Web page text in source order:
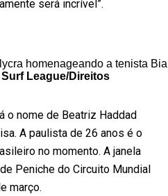
será incrível”.
homenageando a tenista Bia
League/Direitos
o nome de Beatriz Haddad
A paulista de 26 anos é o
no momento. A janela
Peniche do Circuito Mundial
março.